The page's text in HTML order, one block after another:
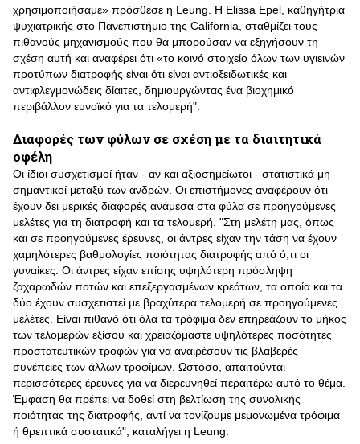
χρησιμοποιήσαμε» πρόσθεσε η Leung. H Εlissa Epel, καθηγήτρια
ψυχιατρικής στο Πανεπιστήμιο της California, σταθμίζει τους
πιθανούς μηχανισμούς που θα μπορούσαν να εξηγήσουν τη
σχέση αυτή και αναφέρει ότι «το κοινό στοιχείο όλων των υγιεινών
προτύπων διατροφής είναι ότι είναι αντιοξειδωτικές και
αντιφλεγμονώδεις δίαιτες, δημιουργώντας ένα βιοχημικό
περιβάλλον ευνοϊκό για τα τελομερή".
Διαφορές των φύλων σε σχέση με τα διαιτητικά
οφέλη
Οι ίδιοι συσχετισμοί ήταν - αν και αξιοσημείωτοι - στατιστικά μη
σημαντικοί μεταξύ των ανδρών. Οι επιστήμονες αναφέρουν ότι
έχουν δει μερικές διαφορές ανάμεσα στα φύλα σε προηγούμενες
μελέτες για τη διατροφή και τα τελομερή. "Στη μελέτη μας, όπως
και σε προηγούμενες έρευνες, οι άντρες είχαν την τάση να έχουν
χαμηλότερες βαθμολογίες ποιότητας διατροφής από ό,τι οι
γυναίκες. Οι άντρες είχαν επίσης υψηλότερη πρόσληψη
ζαχαρωδών ποτών και επεξεργασμένων κρεάτων, τα οποία και τα
δύο έχουν συσχετιστεί με βραχύτερα τελομερή σε προηγούμενες
μελέτες. Είναι πιθανό ότι όλα τα τρόφιμα δεν επηρεάζουν το μήκος
των τελομερών εξίσου και χρειαζόμαστε υψηλότερες ποσότητες
προστατευτικών τροφών για να αναιρέσουν τις βλαβερές
συνέπειες των άλλων τροφίμων. Ωστόσο, απαιτούνται
περισσότερες έρευνες για να διερευνηθεί περαιτέρω αυτό το θέμα.
Έμφαση θα πρέπει να δοθεί στη βελτίωση της συνολικής
ποιότητας της διατροφής, αντί να τονίζουμε μεμονωμένα τρόφιμα
ή θρεπτικά συστατικά", καταλήγει η Leung.